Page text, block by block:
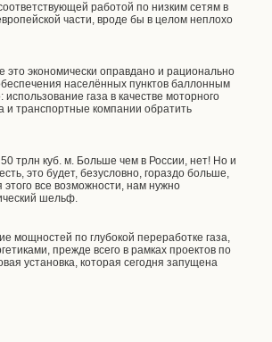
работой по низким сетям в
части, вроде бы в целом неплохо
это экономически оправдано и рационально
населённых пунктов баллонным
газа в качестве моторного
и транспортные компании обратить
трлн куб. м. Больше чем в России, нет! Но и
это будет, безусловно, гораздо больше,
все возможности, нам нужно
шельф.
мощностей по глубокой переработке газа,
прежде всего в рамках проектов по
установка, которая сегодня запущена